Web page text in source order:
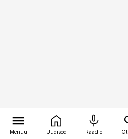
Menüü Uudised Raadio